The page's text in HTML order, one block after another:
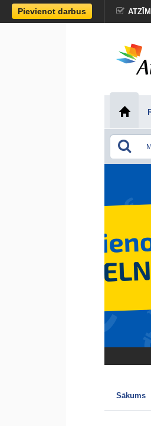
Pievienot darbus
Sākums